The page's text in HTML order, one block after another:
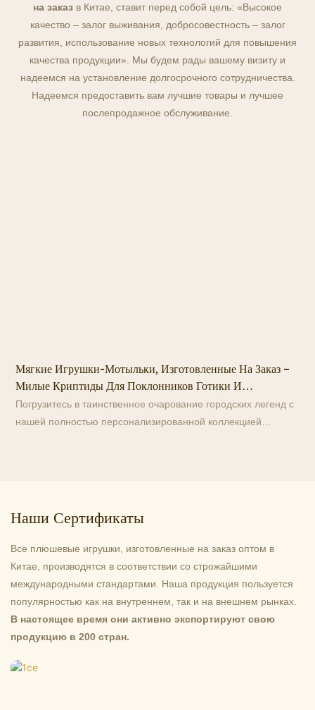
на заказ в Китае, ставит перед собой цель: «Высокое
качество – залог выживания, добросовестность – залог
развития, использование новых технологий для повышения
качества продукции». Мы будем рады вашему визиту и
надеемся на установление долгосрочного сотрудничества.
Надеемся предоставить вам лучшие товары и лучшее
послепродажное обслуживание.
Мягкие Игрушки-Мотыльки, Изготовленные На Заказ –
Милые Криптиды Для Поклонников Готики И
Криптозоологии.
Погрузитесь в таинственное очарование городских легенд с
нашей полностью персонализированной коллекцией
проработанными крыльями. Идеально подходят для
готических бутиков, подарочных наборов с криптидами,
коллекционных предметов для конвенций, декора на
Хэллоуин, подарков для любителей паранормальных
явлений и оптовой розничной торговли.
Наши Сертификаты
Все плюшевые игрушки, изготовленные на заказ оптом в
Китае, производятся в соответствии со строжайшими
международными стандартами. Наша продукция пользуется
популярностью как на внутреннем, так и на внешнем рынках.
В настоящее время они активно экспортируют свою
продукцию в 200 стран.